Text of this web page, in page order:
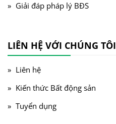
Giải đáp pháp lý BĐS
LIÊN HỆ VỚI CHÚNG TÔI
Liên hệ
Kiến thức Bất động sản
Tuyển dụng